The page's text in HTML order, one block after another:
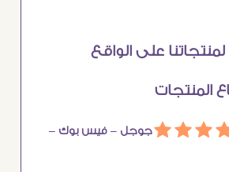
جوجل – فيس بوك –